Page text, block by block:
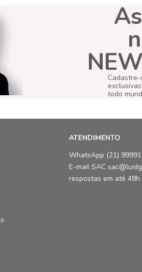
todo
ATENDIMENTO
WhatsApp (21)
E-mail SAC
respostas em até